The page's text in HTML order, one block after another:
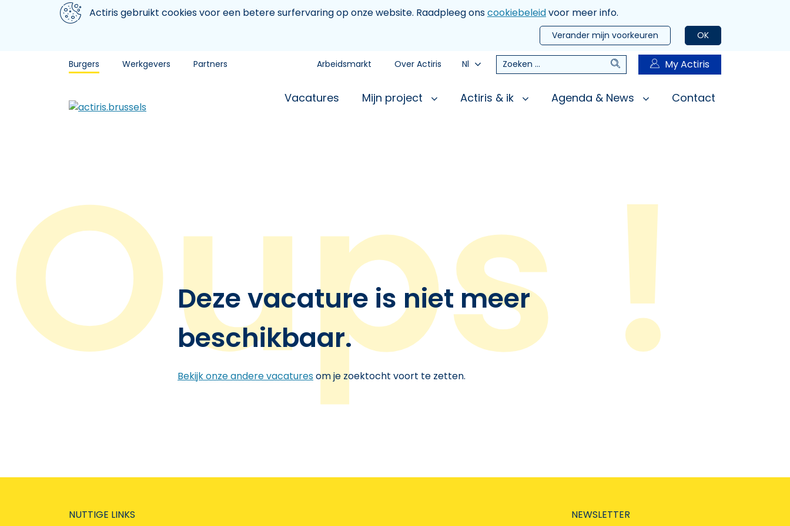
Aller au contenu principal
We gebruiken cookiesActiris gebruikt cookies voor een betere surfervaring op onze website. Raadpleeg onscookiebeleidvoor meer info.
OK
Verander mijn voorkeuren
Burgers Werkgevers Partners Arbeidsmarkt Over Actiris Nl Zoeken Zoeken My Actiris
Vacatures Mijn project Actiris & ik Agenda & News Contact
Deze vacature is niet meer
beschikbaar.
Bekijk onze andere vacaturesom je zoektocht voort te zetten.
NUTTIGE LINKS NEWSLETTER